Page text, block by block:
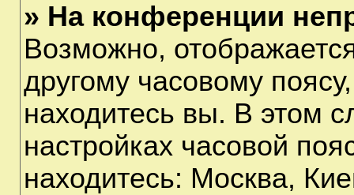
» На конференции
Возможно,
другому часовому
находитесь вы. В этом
настройках часовой
находитесь: Москва,